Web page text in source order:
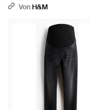
Schwarz
Von H&M